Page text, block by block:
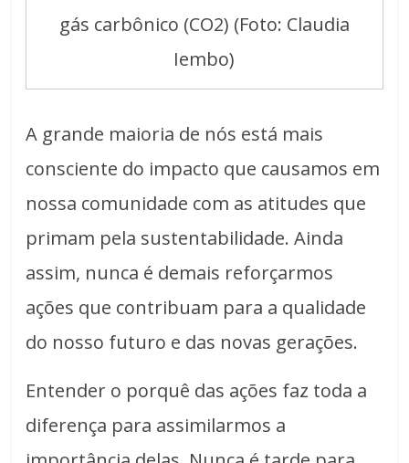
gás carbônico (CO2) (Foto: Claudia
Iembo)
A grande maioria de nós está mais
consciente do impacto que causamos em
nossa comunidade com as atitudes que
primam pela sustentabilidade. Ainda
assim, nunca é demais reforçarmos
ações que contribuam para a qualidade
do nosso futuro e das novas gerações.
Entender o porquê das ações faz toda a
diferença para assimilarmos a